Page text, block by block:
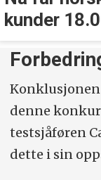
kunder
kr i
denne
testsjåføren
dette i sin